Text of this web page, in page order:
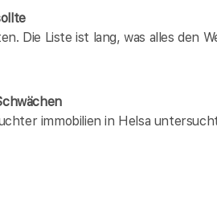
Die Liste ist lang, was alles den
immobilien in Helsa